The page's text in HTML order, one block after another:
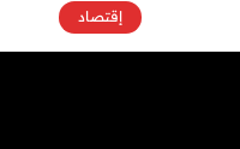
إقتصاد